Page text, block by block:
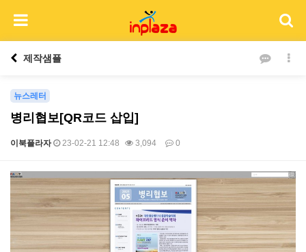
제작샘플
뉴스레터
병리협보[QR코드 삽입]
이북플라자 23-02-21 12:48 3,094 0
본문